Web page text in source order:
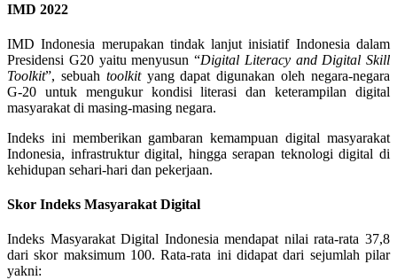
IMD 2022
IMD Indonesia merupakan tindak lanjut inisiatif Indonesia dalam
Presidensi G20 yaitu menyusun “Digital Literacy and Digital Skill
Toolkit”, sebuah toolkityang dapat digunakan oleh negara-negara
G-20 untuk mengukur kondisi literasi dan keterampilan digital
masyarakat di masing-masing negara.
Indeks ini memberikan gambaran kemampuan digital masyarakat
Indonesia, infrastruktur digital, hingga serapan teknologi digital di
kehidupan sehari-hari dan pekerjaan.
Skor Indeks Masyarakat Digital
Indeks Masyarakat Digital Indonesia mendapat nilai rata-rata 37,8
dari skor maksimum 100. Rata-rata ini didapat dari sejumlah pilar
yakni: